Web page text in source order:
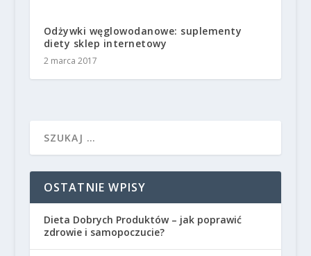
Odżywki węglowodanowe: suplementy
diety sklep internetowy
2 marca 2017
OSTATNIE WPISY
Dieta Dobrych Produktów – jak poprawić
zdrowie i samopoczucie?